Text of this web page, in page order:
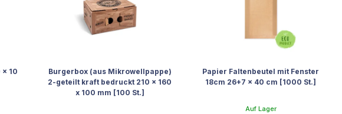
x 10
Burgerbox (aus Mikrowellpappe)
2-geteilt kraft bedruckt 210 x 160
x 100 mm [100 St.]
Papier Faltenbeutel mit Fenster
18cm 26+7 x 40 cm [1000 St.]
Auf Lager